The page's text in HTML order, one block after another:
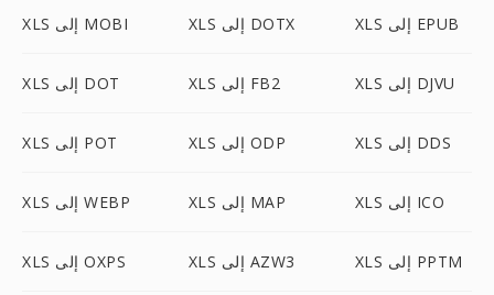
XLS إلى MOBI XLS إلى DOTX XLS إلى EPUB
XLS إلى DOT XLS إلى FB2 XLS إلى DJVU
XLS إلى POT XLS إلى ODP XLS إلى DDS
XLS إلى WEBP XLS إلى MAP XLS إلى ICO
XLS إلى OXPS XLS إلى AZW3 XLS إلى PPTM